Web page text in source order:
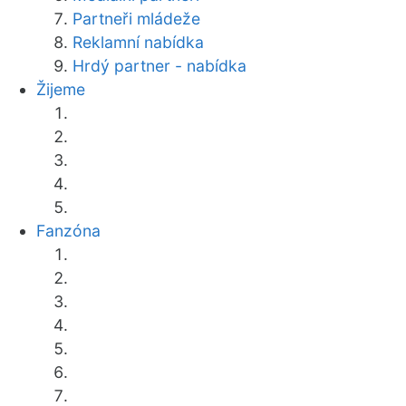
Partneři mládeže
Reklamní nabídka
Hrdý partner - nabídka
Žijeme
Fanzóna